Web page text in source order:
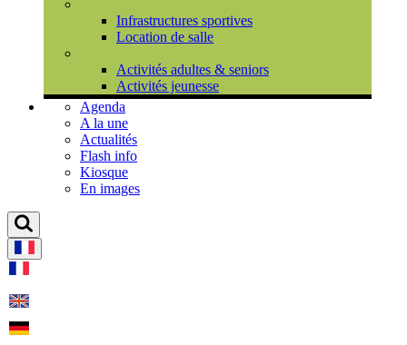
Infrastructures sportives
Location de salle
Activités adultes & seniors
Activités jeunesse
Agenda
A la une
Actualités
Flash info
Kiosque
En images